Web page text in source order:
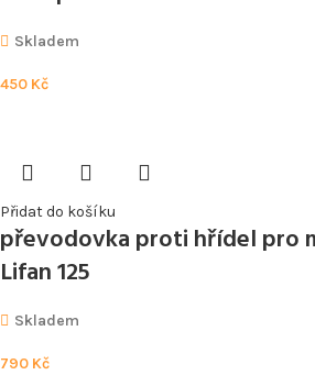
Skladem
450 Kč
Přidat do košíku
převodovka proti hřídel pro
Lifan 125
Skladem
790 Kč